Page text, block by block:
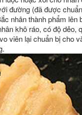
đường (đã được
nhân thành phẩm lên
khô ráo, có độ dẻo,
viên lại chuẩn bị cho